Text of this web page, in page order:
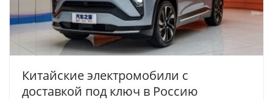
Китайские электромобили с
доставкой под ключ в Россию